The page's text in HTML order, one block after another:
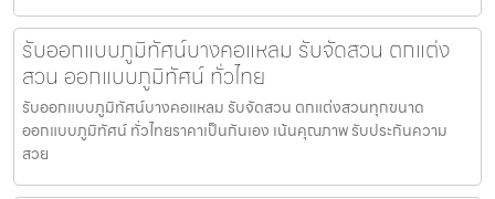
รับออกแบบภูมิทัศน์บางคอแหลม รับจัดสวน ตกแต่ง
สวน ออกแบบภูมิทัศน์ ทั่วไทย
รับออกแบบภูมิทัศน์บางคอแหลม รับจัดสวน ตกแต่งสวนทุกขนาด
ออกแบบภูมิทัศน์ ทั่วไทยราคาเป็นกันเอง เน้นคุณภาพ รับประกันความ
สวย